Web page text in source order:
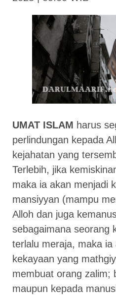
UMAT ISLAM harus
perlindungan kepada
kejahatan yang
Terlebih, jika
maka ia akan menjadi
mansiyyan (mampu
Alloh dan juga
sebagaimana seorang
terlalu meraja, maka ia
kekayaan yang
membuat orang zalim;
maupun kepada